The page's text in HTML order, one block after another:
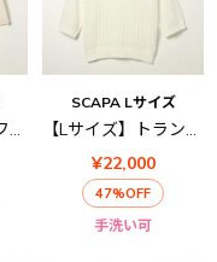
SCAPA Lサイズ
¥22,000
47%OFF
手洗い可